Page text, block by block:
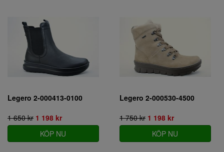
Legero 2-000413-0100
1 650 kr 1 198 kr
KÖP NU
Legero 2-000530-4500
1 750 kr 1 198 kr
KÖP NU